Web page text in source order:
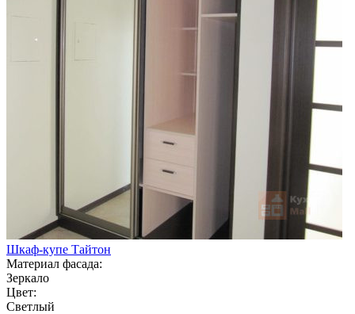
Шкаф-купе Тайтон
Материал фасада:
Зеркало
Цвет:
Светлый